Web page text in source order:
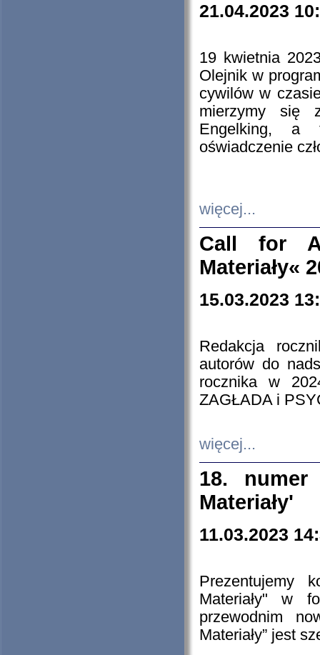
21.04.2023
19 kwietnia
Olejnik w
cywilów w
mierzymy się
Engelking, a
oświadczenie
więcej...
Call for
Materiały«
15.03.2023
Redakcja
autorów do
rocznika w
ZAGŁADA i
więcej...
18. numer
Materiały'
11.03.2023
Prezentujemy
Materiały" w
przewodnim
Materiały” jest